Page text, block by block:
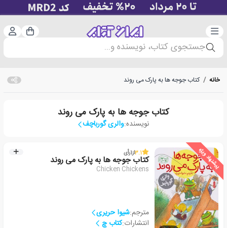
دسته‌بندی سبد
جستجوی کتاب، نویسنده و...
خانه / کتاب جوجه ها به پارک می روند
کتاب جوجه ها به پارک می روند
نویسنده:والری گورباچف
پیشنهاد ویژه 3.1از1رأی
کتاب جوجه ها به پارک می روند
Chicken Chickens
مترجم:شیوا حریری
انتشارات:کتاب چ